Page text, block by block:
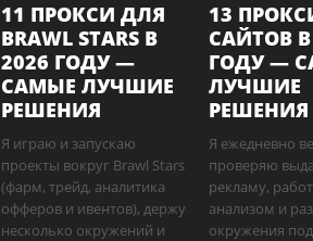
11 ПРОКСИ ДЛЯ
BRAWL STARS В
2026 ГОДУ —
САМЫЕ ЛУЧШИЕ
РЕШЕНИЯ
Я играю и запускаю
проекты вокруг Brawl Stars
(фарм, трейд, аналитика
офферов и ивентов), держу
несколько окружений и
13
САЙТОВ В
ГОДУ —
ЛУЧШИЕ
РЕШЕНИЯ
Я ежедневно
проверяю
рекламу,
анализом и
окружения